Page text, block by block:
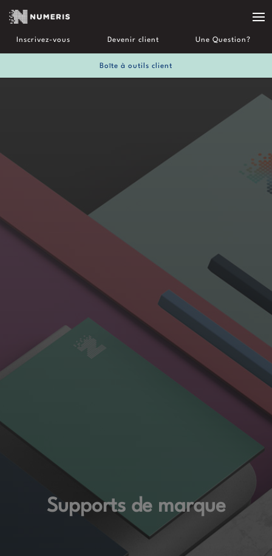
Inscrivez-vous Devenir client Une Question?
Boîte à outils client
Supports de marque